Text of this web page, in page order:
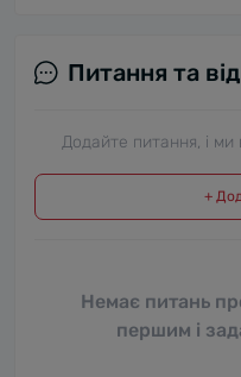
Питання та
Додайте питання, і
+
Немає питань
першим і